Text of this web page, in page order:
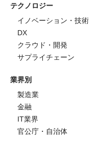
テクノロジー
イノベーション・技術
DX
クラウド・開発
サプライチェーン
業界別
製造業
金融
IT業界
官公庁・自治体